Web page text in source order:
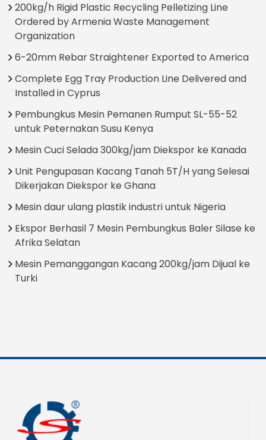
200kg/h Rigid Plastic Recycling Pelletizing Line
Ordered by Armenia Waste Management
Organization
6-20mm Rebar Straightener Exported to America
Complete Egg Tray Production Line Delivered and
Installed in Cyprus
Pembungkus Mesin Pemanen Rumput SL-55-52
untuk Peternakan Susu Kenya
Mesin Cuci Selada 300kg/jam Diekspor ke Kanada
Unit Pengupasan Kacang Tanah 5T/H yang Selesai
Dikerjakan Diekspor ke Ghana
Mesin daur ulang plastik industri untuk Nigeria
Ekspor Berhasil 7 Mesin Pembungkus Baler Silase ke
Afrika Selatan
Mesin Pemanggangan Kacang 200kg/jam Dijual ke
Turki